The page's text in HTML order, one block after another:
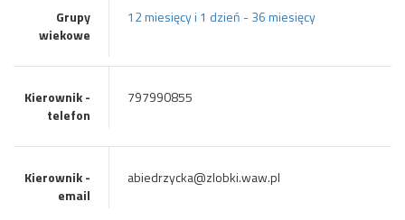
Grupy
wiekowe
12 miesięcy i 1 dzień - 36 miesięcy
Kierownik -
telefon
797990855
Kierownik -
email
abiedrzycka@zlobki.waw.pl